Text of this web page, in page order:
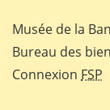
Musée de la
Bureau des
Connexion FSP